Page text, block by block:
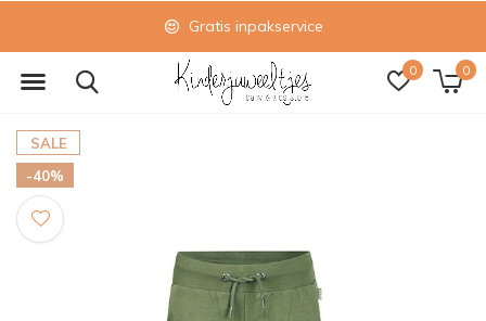
0 0
Gratis inpakservice
SALE
-40%